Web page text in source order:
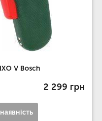
V Bosch
2 299 грн